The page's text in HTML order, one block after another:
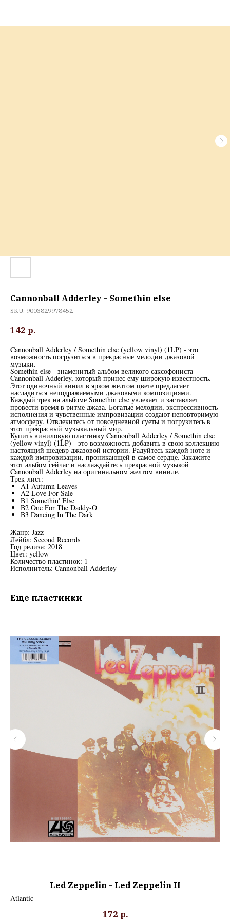
Cannonball Adderley - Somethin else
SKU: 9003829978452
142 р.
Cannonball Adderley / Somethin else (yellow vinyl) (1LP) - это
возможность погрузиться в прекрасные мелодии джазовой
музыки.
Somethin else - знаменитый альбом великого саксофониста
Cannonball Adderley, который принес ему широкую известность.
Этот одиночный винил в ярком желтом цвете предлагает
насладиться неподражаемыми джазовыми композициями.
Каждый трек на альбоме Somethin else увлекает и заставляет
провести время в ритме джаза. Богатые мелодии, экспрессивность
исполнения и чувственные импровизации создают неповторимую
атмосферу. Отвлекитесь от повседневной суеты и погрузитесь в
этот прекрасный музыкальный мир.
Купить виниловую пластинку Cannonball Adderley / Somethin else
(yellow vinyl) (1LP) - это возможность добавить в свою коллекцию
настоящий шедевр джазовой истории. Радуйтесь каждой ноте и
каждой импровизации, проникающей в самое сердце. Закажите
этот альбом сейчас и наслаждайтесь прекрасной музыкой
Cannonball Adderley на оригинальном желтом виниле.
Трек-лист:
A1 Autumn Leaves
A2 Love For Sale
B1 Somethin' Else
B2 One For The Daddy-O
B3 Dancing In The Dark
Жанр: Jazz
Лейбл: Second Records
Год релиза: 2018
Цвет: yellow
Количество пластинок: 1
Исполнитель: Cannonball Adderley
Еще пластинки
Led Zeppelin - Led Zeppelin II
Atlantic
172 р.